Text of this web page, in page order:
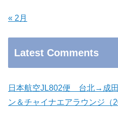
« 2月
Latest Comments
日本航空JL802便 台北→成
ン＆チャイナエアラウンジ（